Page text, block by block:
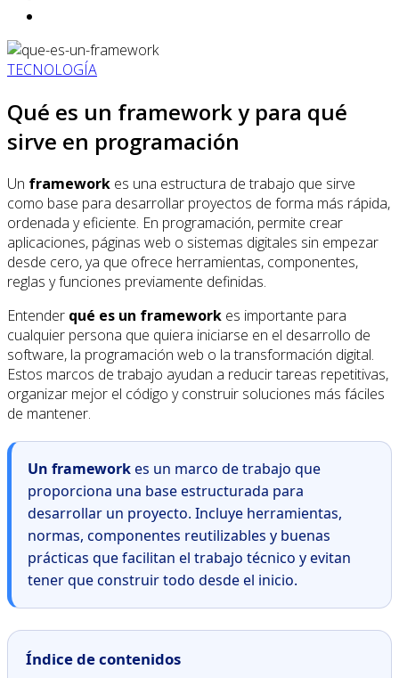
TECNOLOGÍA
Qué es un framework y para qué
sirve en programación
Un framework es una estructura de trabajo que sirve
como base para desarrollar proyectos de forma más rápida,
ordenada y eficiente. En programación, permite crear
aplicaciones, páginas web o sistemas digitales sin empezar
desde cero, ya que ofrece herramientas, componentes,
reglas y funciones previamente definidas.
Entender qué es un framework es importante para
cualquier persona que quiera iniciarse en el desarrollo de
software, la programación web o la transformación digital.
Estos marcos de trabajo ayudan a reducir tareas repetitivas,
organizar mejor el código y construir soluciones más fáciles
de mantener.
Un frameworkes un marco de trabajo que
proporciona una base estructurada para
desarrollar un proyecto. Incluye herramientas,
normas, componentes reutilizables y buenas
prácticas que facilitan el trabajo técnico y evitan
tener que construir todo desde el inicio.
Índice de contenidos